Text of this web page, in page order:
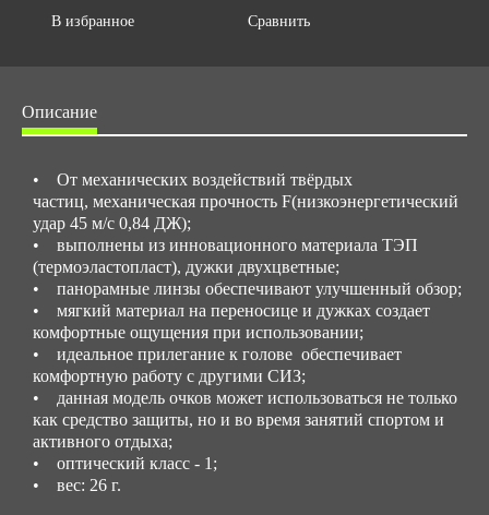
В избранное Сравнить
Описание
• От механических воздействий твёрдых
частиц, механическая прочность F(низкоэнергетический
удар 45 м/с 0,84 ДЖ);
• выполнены из инновационного материала ТЭП
(термоэластопласт), дужки двухцветные;
• панорамные линзы обеспечивают улучшенный обзор;
• мягкий материал на переносице и дужках создает
комфортные ощущения при использовании;
• идеальное прилегание к голове обеспечивает
комфортную работу с другими СИЗ;
• данная модель очков может использоваться не только
как средство защиты, но и во время занятий спортом и
активного отдыха;
• оптический класс - 1;
• вес: 26 г.